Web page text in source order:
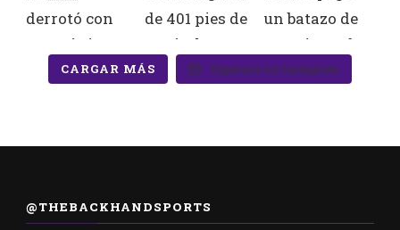
CARGAR MÁS Síguenos en Instagram
@THEBACKHANDSPORTS